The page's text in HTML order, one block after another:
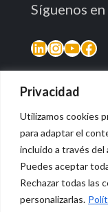
Privacidad
Utilizamos cookies
para adaptar el
incluido a través del
Puedes aceptar
Rechazar todas las
personalizarlas.
Síguenos
LinkedIn
© 2026